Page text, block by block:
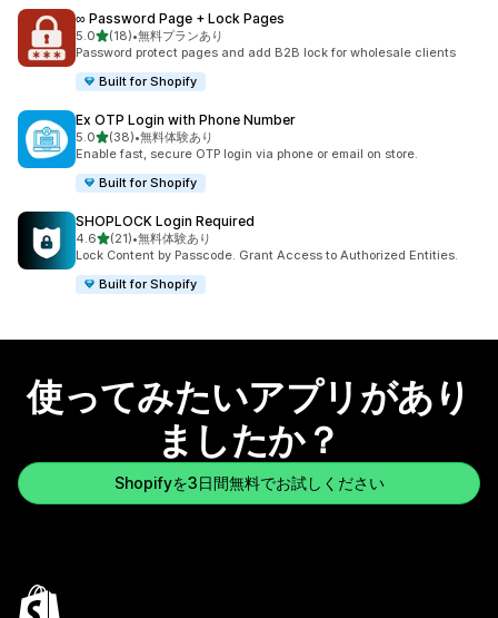
∞ Password Page + Lock Pages
5.05つ星中
(18)
合計レビュー数：18件
•無料プランあり
Password protect pages and add B2B lock for wholesale clients
Built for Shopify
Ex OTP Login with Phone Number
5.05つ星中
(38)
合計レビュー数：38件
•無料体験あり
Enable fast, secure OTP login via phone or email on store.
Built for Shopify
SHOPLOCK Login Required
4.65つ星中
(21)
合計レビュー数：21件
•無料体験あり
Lock Content by Passcode. Grant Access to Authorized Entities.
Built for Shopify
使ってみたいアプリがあり
ましたか？
Shopifyを3日間無料でお試しください